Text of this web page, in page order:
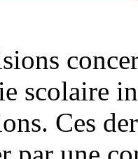
scolaire
Ces